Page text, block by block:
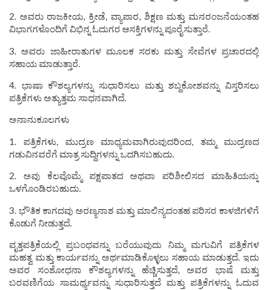
2. ಅವರು ರಾಜಕೀಯ, ಕ್ರೀಡೆ, ವ್ಯಾಪಾರ, ಶಿಕ್ಷಣ ಮತ್ತು ಮನರಂಜನೆಯಂತಹ
ವಿಭಾಗಗಳೊಂದಿಗೆ ವಿಭಿನ್ನ ಓದುಗರ ಆಸಕ್ತಿಗಳನ್ನು ಪೂರೈಸುತ್ತಾರೆ.
3. ಅವರು ಜಾಹೀರಾತುಗಳ ಮೂಲಕ ಸರಕು ಮತ್ತು ಸೇವೆಗಳ ಪ್ರಚಾರದಲ್ಲಿ
ಸಹಾಯ ಮಾಡುತ್ತಾರೆ.
4. ಭಾಷಾ ಕೌಶಲ್ಯಗಳನ್ನು ಸುಧಾರಿಸಲು ಮತ್ತು ಶಬ್ದಕೋಶವನ್ನು ವಿಸ್ತರಿಸಲು
ಪತ್ರಿಕೆಗಳು ಅತ್ಯುತ್ತಮ ಸಾಧನವಾಗಿದೆ.
ಅನಾನುಕೂಲಗಳು
1. ಪತ್ರಿಕೆಗಳು, ಮುದ್ರಣ ಮಾಧ್ಯಮವಾಗಿರುವುದರಿಂದ, ತಮ್ಮ ಮುದ್ರಣದ
ಗಡುವಿನವರೆಗೆ ಮಾತ್ರ ಸುದ್ದಿಗಳನ್ನು ಒದಗಿಸಬಹುದು.
2. ಅವು ಕೆಲವೊಮ್ಮೆ ಪಕ್ಷಪಾತದ ಅಥವಾ ಪರಿಶೀಲಿಸದ ಮಾಹಿತಿಯನ್ನು
ಒಳಗೊಂಡಿರಬಹುದು.
3. ಭೌತಿಕ ಕಾಗದವು ಅರಣ್ಯನಾಶ ಮತ್ತು ಮಾಲಿನ್ಯದಂತಹ ಪರಿಸರ ಕಾಳಜಿಗಳಿಗೆ
ಕೊಡುಗೆ ನೀಡುತ್ತದೆ.
ವೃತ್ತಪತ್ರಿಕೆಯಲ್ಲಿ ಪ್ರಬಂಧವನ್ನು ಬರೆಯುವುದು ನಿಮ್ಮ ಮಗುವಿಗೆ ಪತ್ರಿಕೆಗಳ
ಮಹತ್ವ ಮತ್ತು ಕಾರ್ಯವನ್ನು ಅರ್ಥಮಾಡಿಕೊಳ್ಳಲು ಸಹಾಯ ಮಾಡುತ್ತದೆ. ಇದು
ಅವರ ಸಂಶೋಧನಾ ಕೌಶಲ್ಯಗಳನ್ನು ಹೆಚ್ಚಿಸುತ್ತದೆ, ಅವರ ಭಾಷೆ ಮತ್ತು
ಬರವಣಿಗೆಯ ಸಾಮರ್ಥ್ಯವನ್ನು ಸುಧಾರಿಸುತ್ತದೆ ಮತ್ತು ಪತ್ರಿಕೆಗಳನ್ನು ಓದುವ